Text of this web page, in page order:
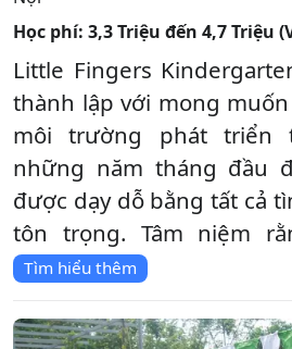
Học phí: 3,3 Triệu đến 4,7 Triệu
Little Fingers
thành lập với mong
môi trường phát triển
những năm tháng đầu
được dạy dỗ bằng tất cả
tôn trọng. Tâm niệm
Tìm hiểu thêm